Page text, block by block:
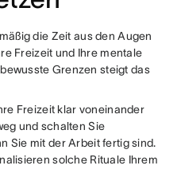
die Zeit aus den Augen
Freizeit und Ihre mentale
Grenzen steigt das
Freizeit klar voneinander
und schalten Sie
Sie mit der Arbeit fertig sind.
solche Rituale Ihrem